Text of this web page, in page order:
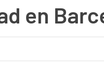
en